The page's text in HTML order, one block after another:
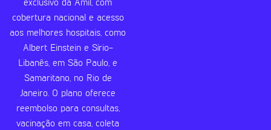
exclusivo da Amil, com
cobertura nacional e acesso
aos melhores hospitais, como
Albert Einstein e Sírio-
Libanês, em São Paulo, e
Samaritano, no Rio de
Janeiro. O plano oferece
reembolso para consultas,
vacinação em casa, coleta